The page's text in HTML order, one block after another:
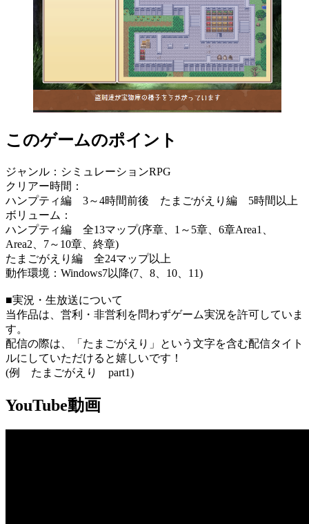
このゲームのポイント
ジャンル：シミュレーションRPG
クリアー時間：
ハンプティ編 3～4時間前後 たまごがえり編 5時間以上
ボリューム：
ハンプティ編 全13マップ(序章、1～5章、6章Area1、
Area2、7～10章、終章)
たまごがえり編 全24マップ以上
動作環境：Windows7以降(7、8、10、11)
■実況・生放送について
当作品は、営利・非営利を問わずゲーム実況を許可していま
す。
配信の際は、「たまごがえり」という文字を含む配信タイト
ルにしていただけると嬉しいです！
(例 たまごがえり part1)
YouTube動画